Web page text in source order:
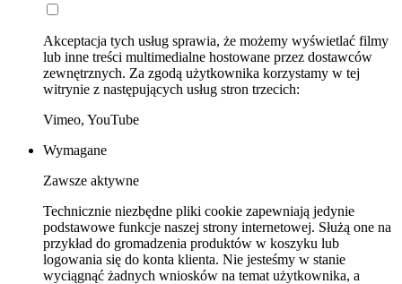
Akceptacja tych usług sprawia, że możemy wyświetlać filmy
lub inne treści multimedialne hostowane przez dostawców
zewnętrznych. Za zgodą użytkownika korzystamy w tej
witrynie z następujących usług stron trzecich:
Vimeo, YouTube
Wymagane
Zawsze aktywne
Technicznie niezbędne pliki cookie zapewniają jedynie
podstawowe funkcje naszej strony internetowej. Służą one na
przykład do gromadzenia produktów w koszyku lub
logowania się do konta klienta. Nie jesteśmy w stanie
wyciągnąć żadnych wniosków na temat użytkownika, a